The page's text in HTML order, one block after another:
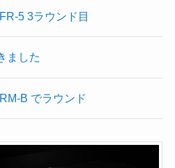
5 3ラウンド目
ました
B でラウンド